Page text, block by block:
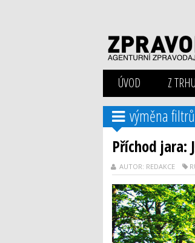
ÚVOD Z TRHU
výměna filtrů
Příchod jara:
AUTOR: REDAKCE